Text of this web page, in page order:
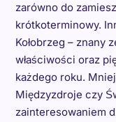
zarówno do
krótkoterminowy.
Kołobrzeg – znany
właściwości oraz
każdego roku.
Międzyzdroje czy
zainteresowaniem